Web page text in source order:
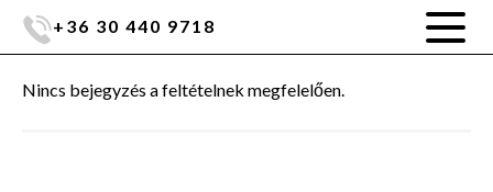
+36 30 440 9718
Nincs bejegyzés a feltételnek megfelelően.